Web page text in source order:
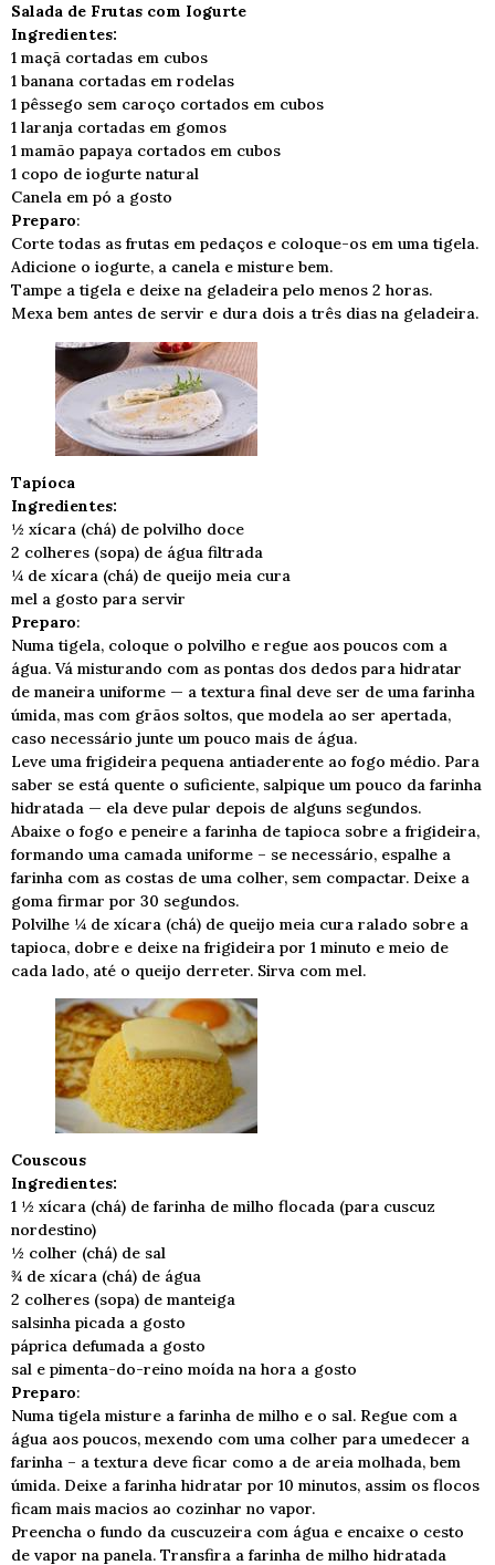
Salada de Frutas com Iogurte
Ingredientes:
1 maçã cortadas em cubos
1 banana cortadas em rodelas
1 pêssego sem caroço cortados em cubos
1 laranja cortadas em gomos
1 mamão papaya cortados em cubos
1 copo de iogurte natural
Canela em pó a gosto
Preparo:
Corte todas as frutas em pedaços e coloque-os em uma tigela.
Adicione o iogurte, a canela e misture bem.
Tampe a tigela e deixe na geladeira pelo menos 2 horas.
Mexa bem antes de servir e dura dois a três dias na geladeira.
Tapíoca
Ingredientes:
½ xícara (chá) de polvilho doce
2 colheres (sopa) de água filtrada
¼ de xícara (chá) de queijo meia cura
mel a gosto para servir
Preparo:
Numa tigela, coloque o polvilho e regue aos poucos com a
água. Vá misturando com as pontas dos dedos para hidratar
de maneira uniforme — a textura final deve ser de uma farinha
úmida, mas com grãos soltos, que modela ao ser apertada,
caso necessário junte um pouco mais de água.
Leve uma frigideira pequena antiaderente ao fogo médio. Para
saber se está quente o suficiente, salpique um pouco da farinha
hidratada — ela deve pular depois de alguns segundos.
Abaixe o fogo e peneire a farinha de tapioca sobre a frigideira,
formando uma camada uniforme – se necessário, espalhe a
farinha com as costas de uma colher, sem compactar. Deixe a
goma firmar por 30 segundos.
Polvilhe ¼ de xícara (chá) de queijo meia cura ralado sobre a
tapioca, dobre e deixe na frigideira por 1 minuto e meio de
cada lado, até o queijo derreter. Sirva com mel.
Couscous
Ingredientes:
1 ½ xícara (chá) de farinha de milho flocada (para cuscuz
nordestino)
½ colher (chá) de sal
¾ de xícara (chá) de água
2 colheres (sopa) de manteiga
salsinha picada a gosto
páprica defumada a gosto
sal e pimenta-do-reino moída na hora a gosto
Preparo:
Numa tigela misture a farinha de milho e o sal. Regue com a
água aos poucos, mexendo com uma colher para umedecer a
farinha – a textura deve ficar como a de areia molhada, bem
úmida. Deixe a farinha hidratar por 10 minutos, assim os flocos
ficam mais macios ao cozinhar no vapor.
Preencha o fundo da cuscuzeira com água e encaixe o cesto
de vapor na panela. Transfira a farinha de milho hidratada